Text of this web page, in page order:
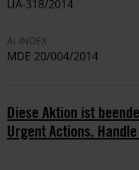
UA-318/2014
AI INDEX
MDE 20/004/2014
Diese Aktion ist
Urgent Actions.